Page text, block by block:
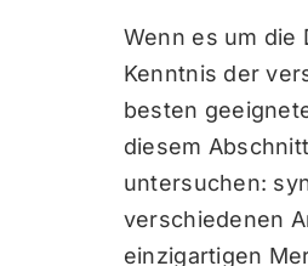
Wenn es um die
Kenntnis der
besten
diesem
untersuchen:
verschiedenen
einzigartigen